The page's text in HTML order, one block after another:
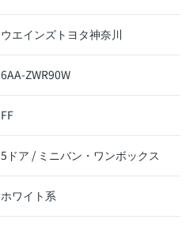
ウエインズトヨタ神奈川
6AA-ZWR90W
FF
5ドア / ミニバン・ワンボックス
ホワイト系